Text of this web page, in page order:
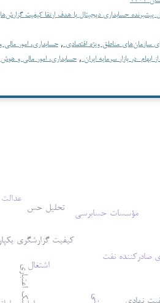
پیشبرنده حسابداری دیجیتال با هدف ارتقا کیفیت
سازمان‌های مناطق ویژه اقتصادی , حسابداری، امور
در بازار سرمایه ایران , حسابداری، امور مالی و
اشتغال
صادرکننده نفت
نهادی ریسک اعتباری
کیفیت گزارشگری
مؤسسات حسابرسی تحلیل حس
عدالت